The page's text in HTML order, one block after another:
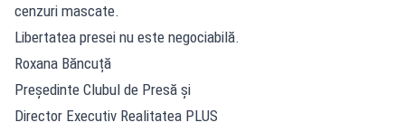
cenzuri mascate.
Libertatea presei nu este negociabilă.
Roxana Băncuță
Președinte Clubul de Presă și
Director Executiv Realitatea PLUS